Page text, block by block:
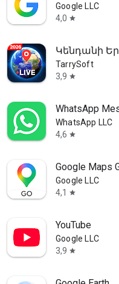
Google LLC
4,0 star
Կենդանի
TarrySoft
3,9 star
WhatsApp
WhatsApp LLC
4,6 star
Google Maps
Google LLC
4,1
star
YouTube
Google LLC
3,9 star